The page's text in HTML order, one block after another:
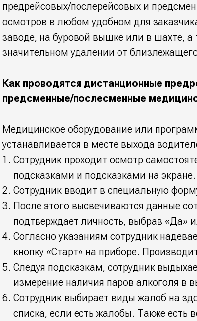
предрейсовых/послерейсовых и
осмотров в любом удобном для
заводе, на буровой вышке или в шахте, а
значительном удалении от
Как проводятся дистанционные
предсменные/послесменные
Медицинское оборудование или
устанавливается в месте выхода
Сотрудник проходит осмотр
подсказками и подсказками на экране.
Сотрудник вводит в специальную
После этого высвечиваются данные
подтверждает личность, выбрав «Да»
Согласно указаниям сотрудник
кнопку «Старт» на приборе.
Следуя подсказкам, сотрудник
измерение наличия паров алкоголя в
Сотрудник выбирает виды жалоб на
списка, если есть жалобы. Также есть